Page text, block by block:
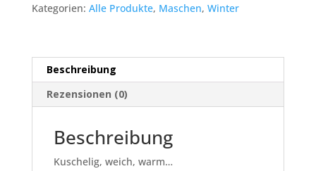
Kategorien: Alle Produkte, Maschen, Winter
Beschreibung
Rezensionen (0)
Beschreibung
Kuschelig, weich, warm…